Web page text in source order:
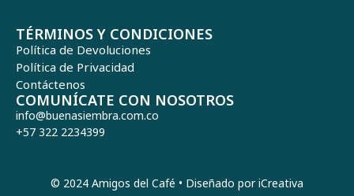
TÉRMINOS Y CONDICIONES
Política de Devoluciones
Política de Privacidad
Contáctenos
COMUNÍCATE CON NOSOTROS
info@buenasiembra.com.co
+57 322 2234399
© 2024 Amigos del Café • Diseñado por iCreativa